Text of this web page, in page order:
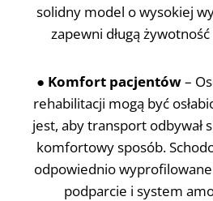
solidny model o wysokiej
zapewni długą
● Komfort pacjentów–
rehabilitacji mogą być
jest, aby transport odbywał
komfortowy sposób.
odpowiednio
podparcie i system